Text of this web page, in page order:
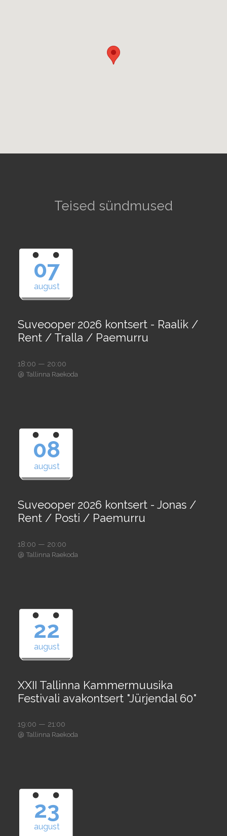
Teised sündmused
07
august
Suveooper 2026 kontsert - Raalik /
Rent / Tralla / Paemurru
18:00 — 20:00
@ Tallinna Raekoda
08
august
Suveooper 2026 kontsert - Jonas /
Rent / Posti / Paemurru
18:00 — 20:00
@ Tallinna Raekoda
22
august
XXII Tallinna Kammermuusika
Festivali avakontsert "Jürjendal 60"
19:00 — 21:00
@ Tallinna Raekoda
23
august